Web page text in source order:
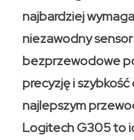
najbardziej
niezawodny sensor
bezprzewodowe
precyzję i
najlepszym
Logitech G305 to